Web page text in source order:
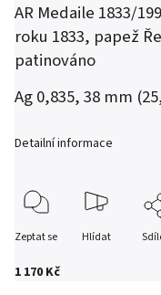
1 170 Kč
AR Medaile 1833/
roku 1833, papež
patinováno
Ag 0,835, 38 mm
Detailní informace
Zeptat se Hlídat